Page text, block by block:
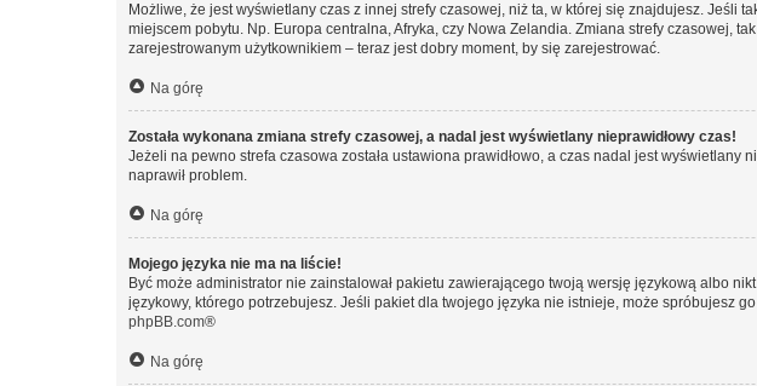
Możliwe, że jest wyświetlany czas z innej strefy czasowej, niż ta, w której się znajdujesz. Jeśli
miejscem pobytu. Np. Europa centralna, Afryka, czy Nowa Zelandia. Zmiana strefy czasowej,
zarejestrowanym użytkownikiem – teraz jest dobry moment, by się zarejestrować.
Na górę
Została wykonana zmiana strefy czasowej, a nadal jest wyświetlany nieprawidłowy czas!
Jeżeli na pewno strefa czasowa została ustawiona prawidłowo, a czas nadal jest
naprawił problem.
Na górę
Mojego języka nie ma na liście!
Być może administrator nie zainstalował pakietu zawierającego twoją wersję językową albo
językowy, którego potrzebujesz. Jeśli pakiet dla twojego języka nie istnieje, może spróbujesz
phpBB.com®
Na górę